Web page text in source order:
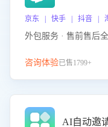
京东 | 快手 | 抖音 |
外包服务 · 售前售后
咨询体验已售1799+
AI自动邀